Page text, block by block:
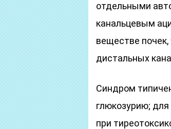
отдельными
канальцевым
веществе
дистальных
Синдром
глюкозурию;
при